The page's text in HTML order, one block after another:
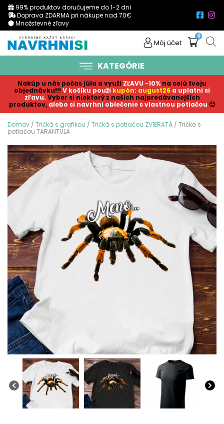
99% produktov doručujeme do 1-2 dní
Doprava ZDARMA pri nákupe nad 70€
Množstevné zľavy
Môj účet
0
KATEGÓRIE
Nakúp u nás počas júla a využi ZĽAVU -10% na celú tvoju
objednávku!!! V košíku použi kupón: august26 a uplatni si
zľavu. Vyber si niektorý z našich najpredávanejších
produktov, alebo si navrhni oblečenie s vlastnou potlačou 🙂
Domov / Tričká s grafikou / Tričká s potlačou ZVIERATÁ / Tričko s
potlačou TARANTULA